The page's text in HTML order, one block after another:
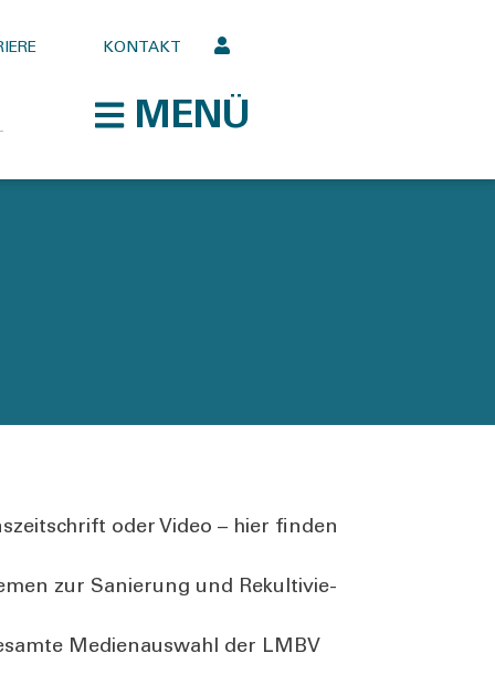
KONTAKT
MENÜ
oder Video – hier fin­den
zur Sanie­rung und Rekul­ti­vie­
Medi­en­aus­wahl der LMBV